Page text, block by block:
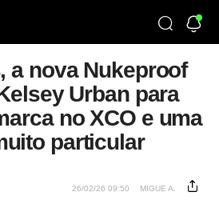
a nova Nukeproof
Urban para
no XCO e uma
particular
26/02/26 09:50 MIGUE A.